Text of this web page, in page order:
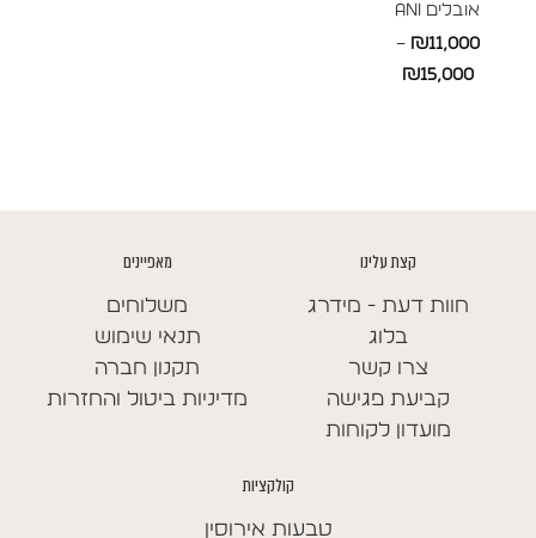
אובלים ANI
₪11,000
–
₪15,000
קצת עלינו
חוות דעת - מידרג
בלוג
צרו קשר
קביעת פגישה
מועדון לקוחות
מאפיינים
משלוחים
תנאי שימוש
תקנון חברה
מדיניות ביטול והחזרות
קולקציות
טבעות אירוסין